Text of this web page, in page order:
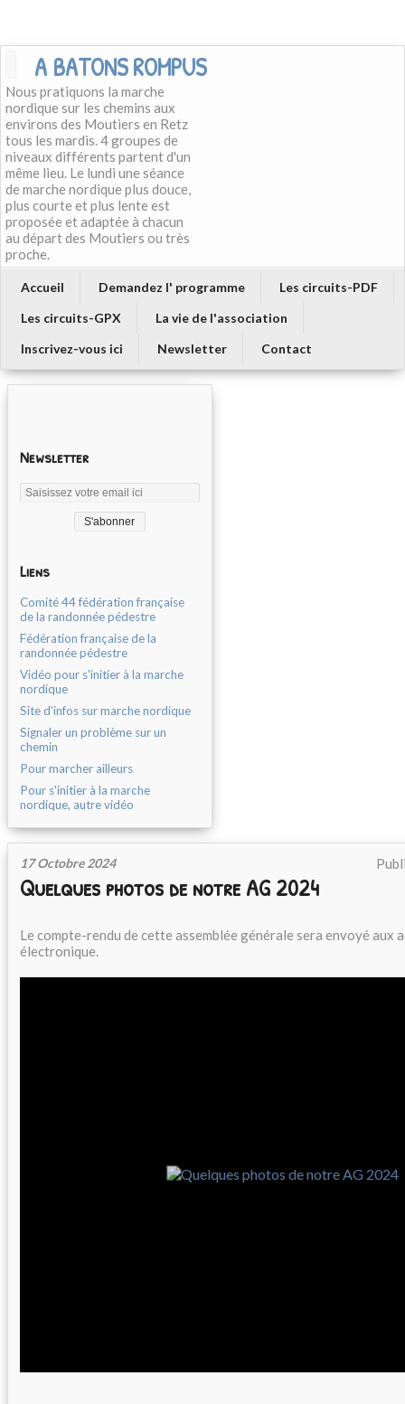
A BATONS ROMPUS
Nous pratiquons la marche
nordique sur les chemins aux
environs des Moutiers en Retz
tous les mardis. 4 groupes de
niveaux différents partent d'un
même lieu. Le lundi une séance
de marche nordique plus douce,
plus courte et plus lente est
proposée et adaptée à chacun
au départ des Moutiers ou très
proche.
Accueil Demandez l' programme
Les circuits-PDF
Les circuits-GPX
La vie de l'association
Inscrivez-vous ici
Newsletter Contact
Newsletter
Liens
Comité 44 fédération française
de la randonnée pédestre
Fédération française de la
randonnée pédestre
Vidéo pour s'initier à la marche
nordique
Site d'infos sur marche nordique
Signaler un problème sur un
chemin
Pour marcher ailleurs
Pour s'initier à la marche
nordique, autre vidéo
17 Octobre 2024
Quelques photos de notre AG 2024
Le compte-rendu de cette assemblée générale sera envoyé aux
électronique.